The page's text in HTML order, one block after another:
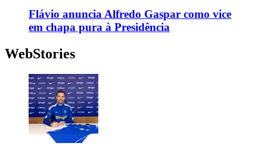
Flávio anuncia Alfredo Gaspar como vice
em chapa pura à Presidência
WebStories